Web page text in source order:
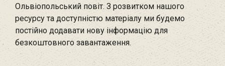
Ольвіопольський повіт. З розвитком нашого
ресурсу та доступністю матеріалу ми будемо
постійно додавати нову інформацію для
безкоштовного завантаження.